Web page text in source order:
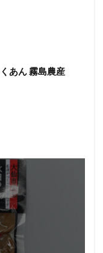
あん 霧島農産